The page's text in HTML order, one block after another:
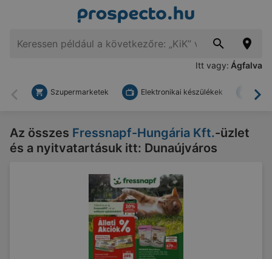
Itt vagy: Ágfalva
Vissza
Szupermarketek Elektronikai készülékek
Az összes Fressnapf-Hungária Kft.-üzlet
és a nyitvatartásuk itt: Dunaújváros